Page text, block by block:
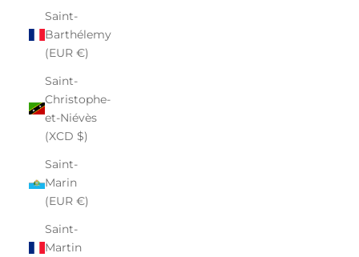
Saint-
Barthélemy
(EUR €)
Saint-
Christophe-
et-Niévès
(XCD $)
Saint-
Marin
(EUR €)
Saint-
Martin